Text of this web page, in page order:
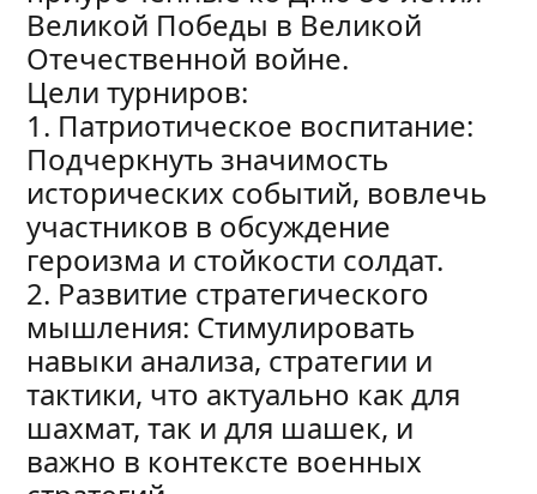
Великой Победы в Великой
Отечественной войне.
Цели турниров:
1. Патриотическое воспитание:
Подчеркнуть значимость
исторических событий, вовлечь
участников в обсуждение
героизма и стойкости солдат.
2. Развитие стратегического
мышления: Стимулировать
навыки анализа, стратегии и
тактики, что актуально как для
шахмат, так и для шашек, и
важно в контексте военных